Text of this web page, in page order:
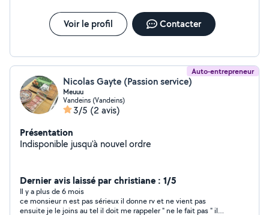
Voir le profil Contacter
Auto-entrepreneur
Nicolas Gayte (Passion service)
Meuuu
Vandeins (Vandeins)
3/5 (2 avis)
Présentation
Indisponible jusqu'à nouvel ordre
Dernier avis laissé par christiane : 1/5
Il y a plus de 6 mois
ce monsieur n est pas sérieux il donne rv et ne vient pas
ensuite je le joins au tel il doit me rappeler " ne le fait pas " il